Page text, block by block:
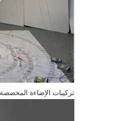
تركيبات الإضاءة المخصصة